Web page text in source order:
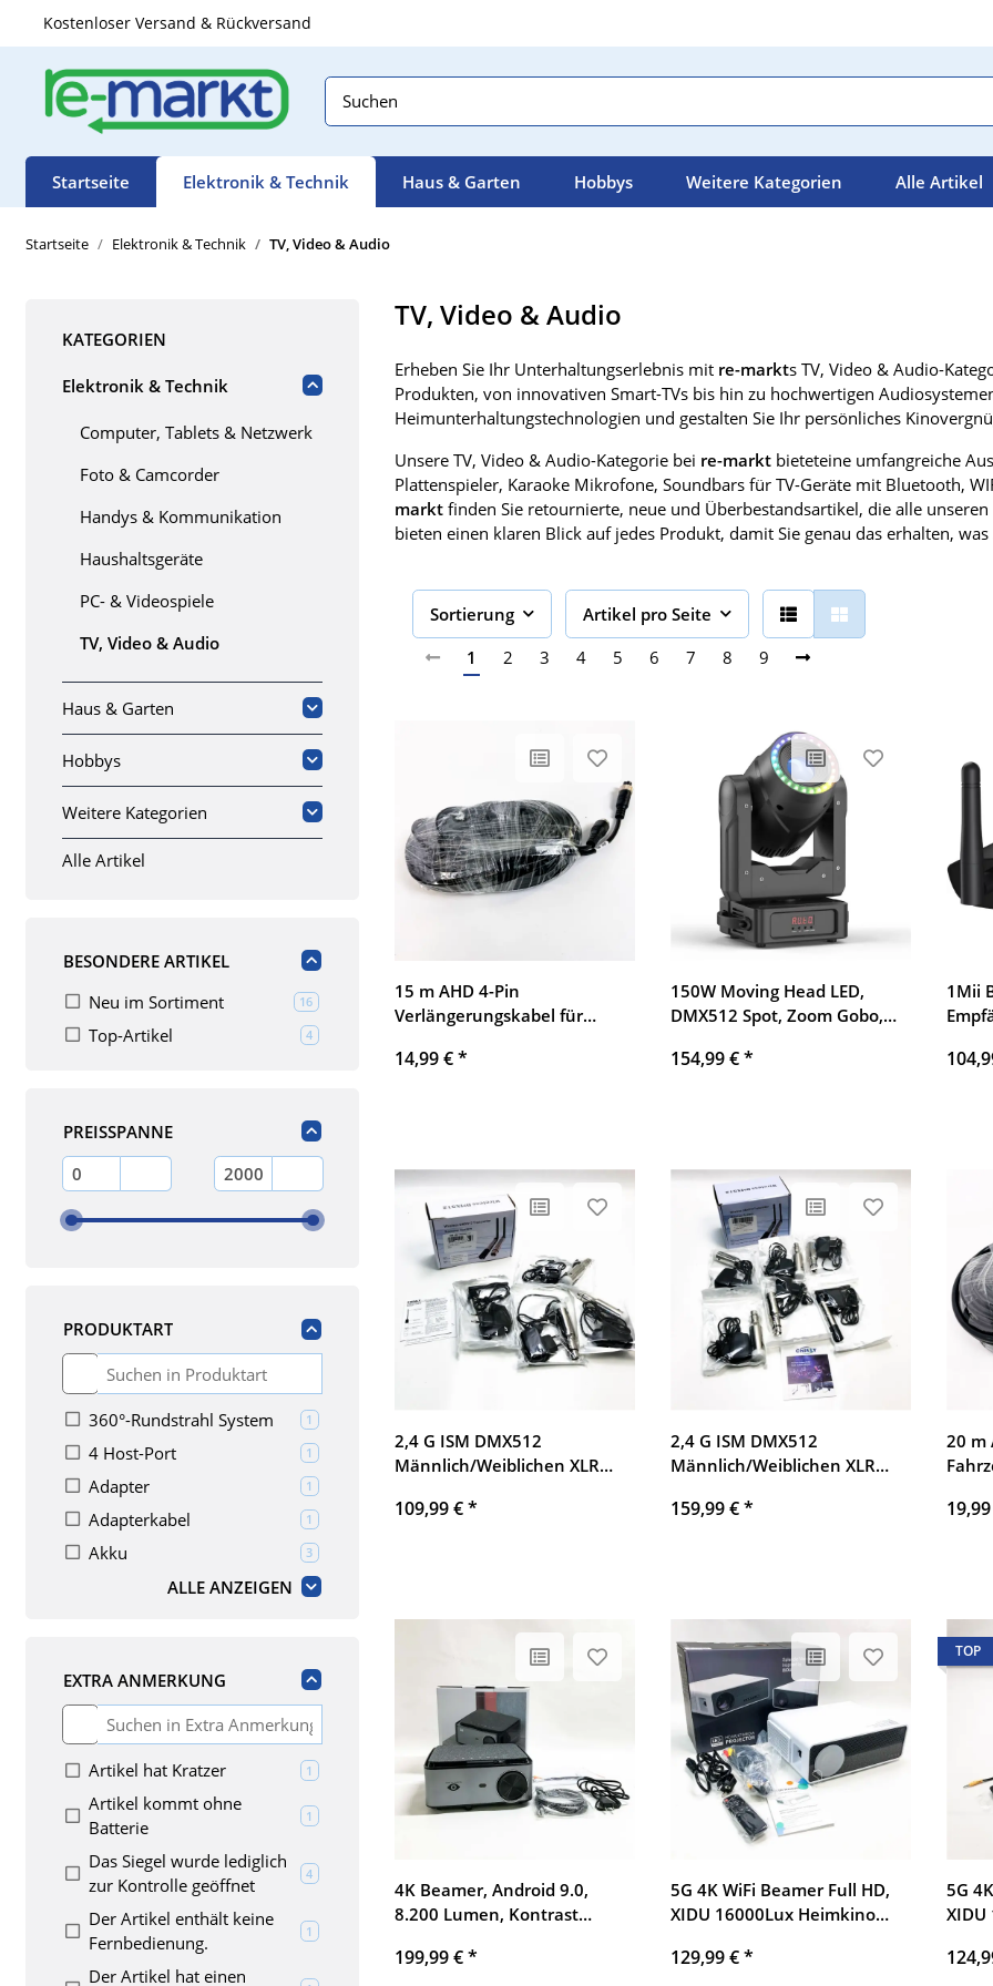
Kostenloser Versand & Rückversand
Startseite Elektronik & Technik Haus & Garten Hobbys Weitere Kategorien Alle Artikel
Startseite Elektronik & Technik TV, Video & Audio
TV, Video & Audio
Erheben Sie Ihr Unterhaltungserlebnis mit re-markts TV, Video & Audio-
Produkten, von innovativen Smart-TVs bis hin zu hochwertigen
Heimunterhaltungstechnologien und gestalten Sie Ihr persönliches
Unsere TV, Video & Audio-Kategorie bei re-marktbieteteine umfangreiche
Plattenspieler, Karaoke Mikrofone, Soundbars für TV-Geräte mit Bluetooth,
marktfinden Sie retournierte, neue und Überbestandsartikel, die alle
bieten einen klaren Blick auf jedes Produkt, damit Sie genau das erhalten, was
Sortierung Artikel pro Seite
1
2 3 4 5 6 7 8 9
15 m AHD 4-Pin
Verlängerungskabel für
wetterfest, kompatibel mit
14,99 €*
150W Moving Head LED,
DMX512 Spot, Zoom Gobo,
Muster, 7 Farben, 3 Prisma
154,99 €*
1Mii
2,4 G ISM DMX512
Männlich/Weiblichen XLR
Antenne für Moving Heads
109,99 €*
2,4 G ISM DMX512
Männlich/Weiblichen XLR
Antenne für Moving Heads
159,99 €*
20 m
4K Beamer, Android 9.0,
8.200 Lumen, Kontrast
Heimkino 300", Bluetooth,
199,99 €*
5G 4K WiFi Beamer Full HD,
XIDU 16000Lux Heimkino
Unterstützung LED Mini
129,99 €*
TOP
5G
KATEGORIEN
Elektronik & Technik
Computer, Tablets & Netzwerk
Foto & Camcorder
Handys & Kommunikation
Haushaltsgeräte
PC- & Videospiele
TV, Video & Audio
Haus & Garten
Hobbys
Weitere Kategorien
Alle Artikel
BESONDERE ARTIKEL
Neu im Sortiment
16Artikel gefunden
Top-Artikel 4Artikel gefunden
PREISSPANNE
PRODUKTART
360°-Rundstrahl System 1 Artikel gefunden
4 Host-Port 1 Artikel gefunden
Adapter 1 Artikel gefunden
Adapterkabel 1 Artikel gefunden
Akku 3Artikel gefunden
ALLE ANZEIGEN
EXTRA ANMERKUNG
Artikel hat Kratzer 1 Artikel gefunden
Artikel kommt ohne
Batterie
1 Artikel gefunden
Das Siegel wurde lediglich
zur Kontrolle geöffnet
4Artikel gefunden
Der Artikel enthält keine
Fernbedienung.
1 Artikel gefunden
Der Artikel hat einen